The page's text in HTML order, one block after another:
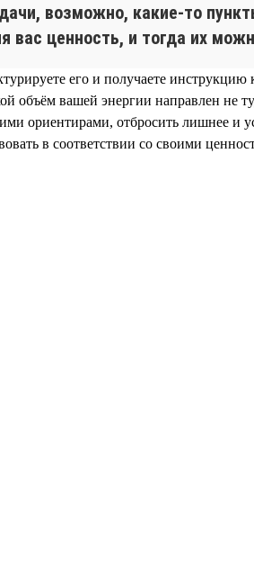
возможно, какие-то
вас ценность, и тогда их
его и получаете
вашей энергии направлен не
ориентирами, отбросить лишнее
в соответствии со своими